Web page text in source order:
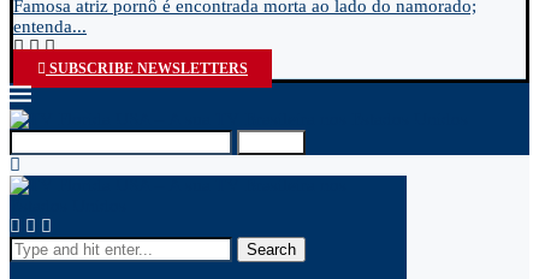
Famosa atriz pornô é encontrada morta ao lado do namorado;
entenda...
SUBSCRIBE NEWSLETTERS
Search